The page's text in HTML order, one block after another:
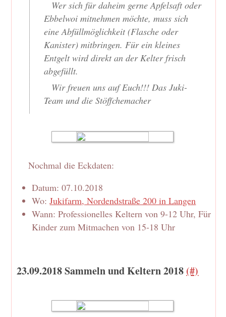
Wer sich für daheim gerne Apfelsaft oder
Ebbelwoi mitnehmen möchte, muss sich
eine Abfüllmöglichkeit (Flasche oder
Kanister) mitbringen. Für ein kleines
Entgelt wird direkt an der Kelter frisch
abgefüllt.
Wir freuen uns auf Euch!!! Das Juki-
Team und die Stöffchemacher
Nochmal die Eckdaten:
Datum: 07.10.2018
Wo:Jukifarm, Nordendstraße 200 in Langen
Wann: Professionelles Keltern von 9-12 Uhr, Für
Kinder zum Mitmachen von 15-18 Uhr
23.09.2018 Sammeln und Keltern 2018 (#)